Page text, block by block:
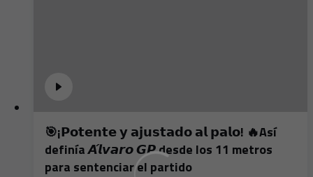
🎯¡𝗣𝗼𝘁𝗲𝗻𝘁𝗲 𝘆 𝗮𝗷𝘂𝘀𝘁𝗮𝗱𝗼 𝗮𝗹 𝗽𝗮𝗹𝗼! 🔥Así
definía 𝘼́𝙡𝙫𝙖𝙧𝙤 𝙂𝙋 desde los 11 metros
para sentenciar el partido